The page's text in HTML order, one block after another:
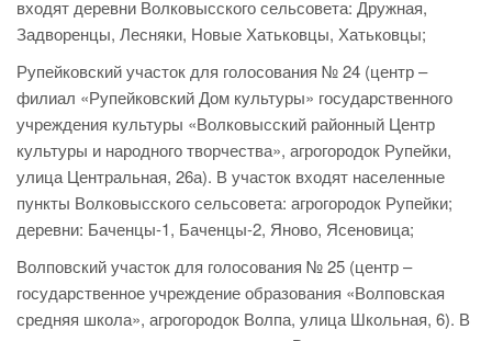
входят деревни Волковысского сельсовета: Дружная,
Задворенцы, Лесняки, Новые Хатьковцы, Хатьковцы;
Рупейковский участок для голосования № 24 (центр –
филиал «Рупейковский Дом культуры» государственного
учреждения культуры «Волковысский районный Центр
культуры и народного творчества», агрогородок Рупейки,
улица Центральная, 26а). В участок входят населенные
пункты Волковысского сельсовета: агрогородок Рупейки;
деревни: Баченцы-1, Баченцы-2, Яново, Ясеновица;
Волповский участок для голосования № 25 (центр –
государственное учреждение образования «Волповская
средняя школа», агрогородок Волпа, улица Школьная, 6). В